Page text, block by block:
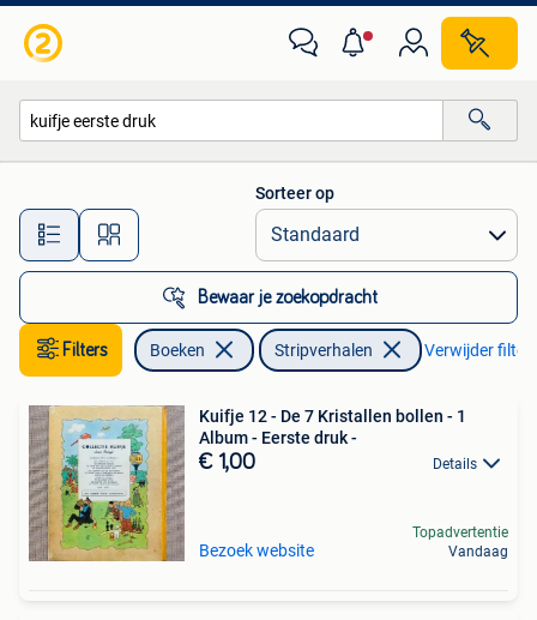
Alle afstanden…
Sorteer op
Bewaar je zoekopdracht
Filters Boeken Stripverhalen Verwijder
Kuifje 12 - De 7 Kristallen bollen - 1
Album - Eerste druk -
€ 1,00 Details
Bezoek website
Topadvertentie
Vandaag